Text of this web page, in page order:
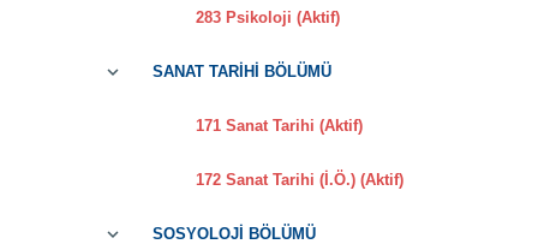
283 Psikoloji (Aktif)
SANAT TARİHİ BÖLÜMÜ
171 Sanat Tarihi (Aktif)
172 Sanat Tarihi (İ.Ö.) (Aktif)
SOSYOLOJİ BÖLÜMÜ